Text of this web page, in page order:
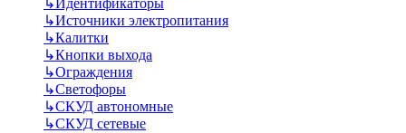
↳Идентификаторы
↳Источники электропитания
↳Калитки
↳Кнопки выхода
↳Ограждения
↳Светофоры
↳СКУД автономные
↳СКУД сетевые